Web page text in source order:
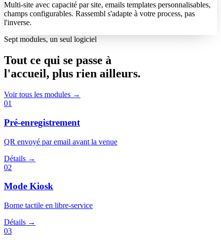
Multi-site avec capacité par site, emails templates personnalisables,
champs configurables. Rassembl s'adapte à votre process, pas
l'inverse.
Sept modules, un seul logiciel
Tout ce qui se passe à
l'accueil, plus rien ailleurs.
Voir tous les modules →
01
Pré-enregistrement
QR envoyé par email avant la venue
Détails →
02
Mode Kiosk
Borne tactile en libre-service
Détails →
03